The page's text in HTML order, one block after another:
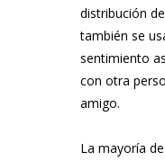
distribución
también se
sentimiento
con otra
amigo.
La mayoría